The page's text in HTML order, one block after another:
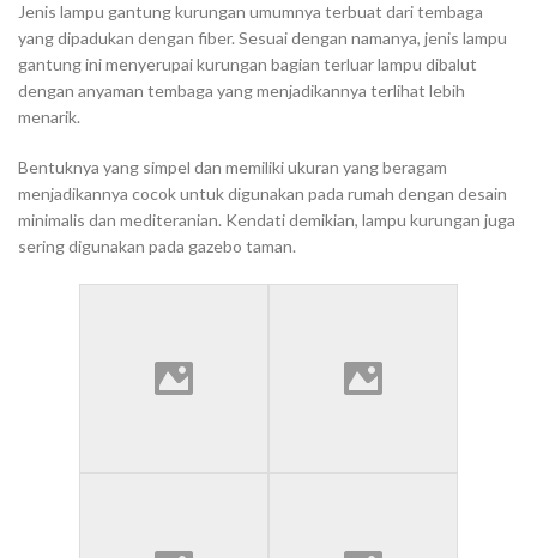
Jenis lampu gantung kurungan umumnya terbuat dari tembaga
yang dipadukan dengan fiber. Sesuai dengan namanya, jenis lampu
gantung ini menyerupai kurungan bagian terluar lampu dibalut
dengan anyaman tembaga yang menjadikannya terlihat lebih
menarik.
Bentuknya yang simpel dan memiliki ukuran yang beragam
menjadikannya cocok untuk digunakan pada rumah dengan desain
minimalis dan mediteranian. Kendati demikian, lampu kurungan juga
sering digunakan pada gazebo taman.